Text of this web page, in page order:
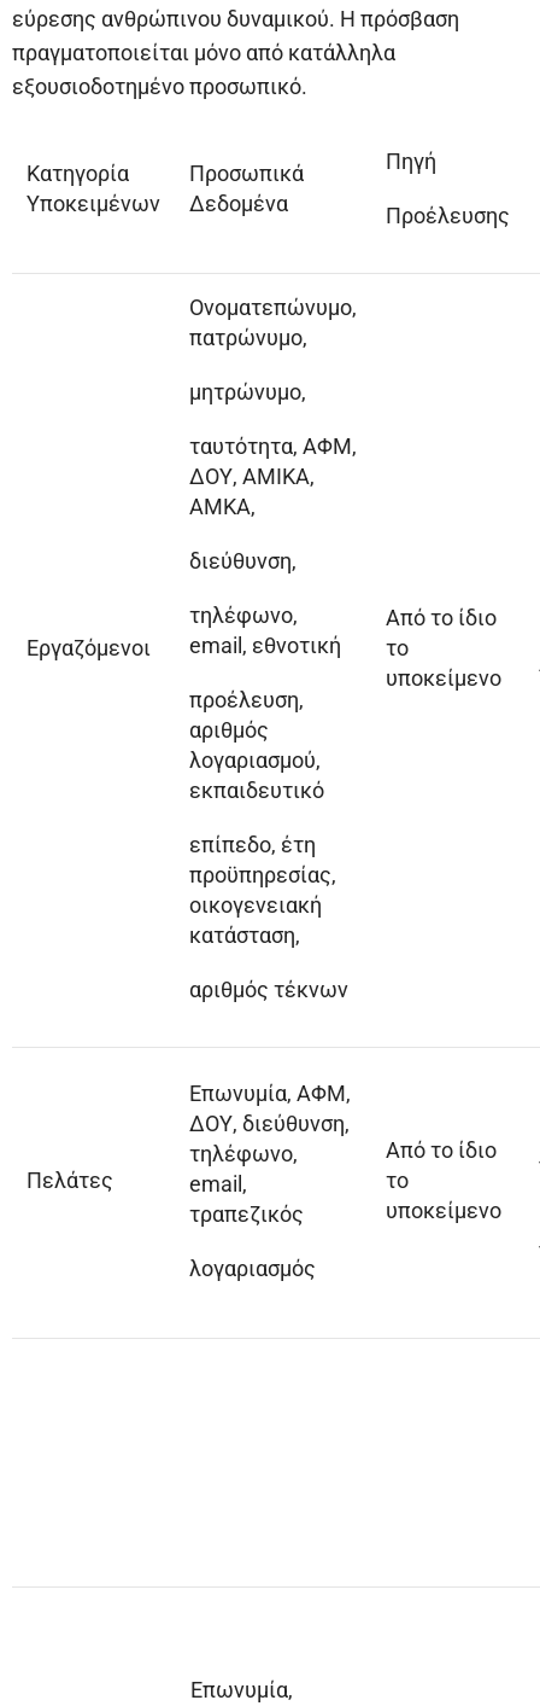
εύρεσης ανθρώπινου δυναμικού. Η πρόσβαση
πραγματοποιείται μόνο από κατάλληλα
εξουσιοδοτημένο προσωπικό.
Κατηγορία
Υποκειμένων
Προσωπικά
Δεδομένα
Πηγή
Προέλευσης
Εργαζόμενοι
Ονοματεπώνυμο,
πατρώνυμο,
μητρώνυμο,
ταυτότητα, ΑΦΜ,
ΔΟΥ, ΑΜΙΚΑ,
ΑΜΚΑ,
διεύθυνση,
τηλέφωνο,
email, εθνοτική
προέλευση,
αριθμός
λογαριασμού,
εκπαιδευτικό
επίπεδο, έτη
προϋπηρεσίας,
οικογενειακή
κατάσταση,
αριθμός τέκνων
Από το ίδιο
το
υποκείμενο
Πελάτες
Επωνυμία, ΑΦΜ,
ΔΟΥ, διεύθυνση,
τηλέφωνο,
email,
τραπεζικός
λογαριασμός
Από το ίδιο
το
υποκείμενο
Επωνυμία,